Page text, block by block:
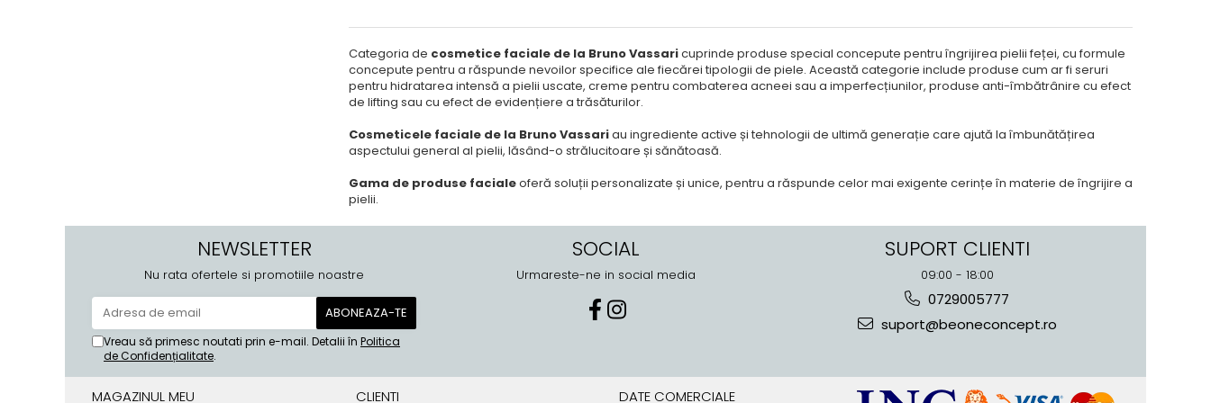
Categoria de cosmetice faciale de la Bruno Vassaricuprinde produse special concepute pentru îngrijirea pielii feței, cu formule
concepute pentru a răspunde nevoilor specifice ale fiecărei tipologii de piele. Această categorie include produse cum ar fi seruri
pentru hidratarea intensă a pielii uscate, creme pentru combaterea acneei sau a imperfecțiunilor, produse anti-îmbătrânire cu efect
de lifting sau cu efect de evidențiere a trăsăturilor.
Cosmeticele faciale de la Bruno Vassariau ingrediente active și tehnologii de ultimă generație care ajută la îmbunătățirea
aspectului general al pielii, lăsând-o strălucitoare și sănătoasă.
Gama de produse facialeoferă soluții personalizate și unice, pentru a răspunde celor mai exigente cerințe în materie de îngrijire a
pielii.
NEWSLETTER
Nu rata ofertele si promotiile noastre
Vreau să primesc noutati prin e-mail. Detalii în Politica
de Confidențialitate.
SOCIAL
Urmareste-ne in social media
SUPORT CLIENTI
09:00 - 18:00
0729005777
suport@beoneconcept.ro
MAGAZINUL MEU CLIENTI DATE COMERCIALE